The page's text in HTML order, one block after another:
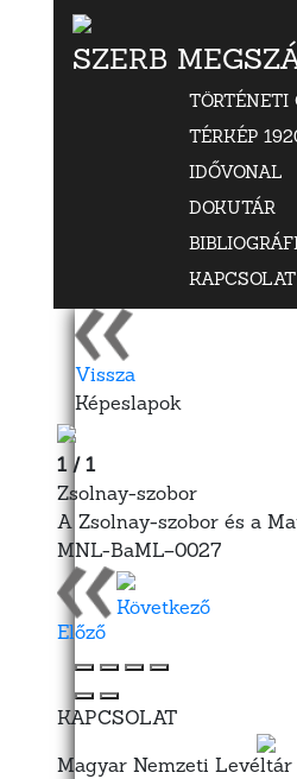
SZERB
TÖRTÉNETI
TÉRKÉP
IDŐVONAL
DOKUTÁR
KAPCSOLAT
Vissza
Képeslapok
1 / 1
Zsolnay-szobor
A Zsolnay-szobor és a
MNL-BaML–0027
Előző
Következő
KAPCSOLAT
Magyar Nemzeti Levéltár